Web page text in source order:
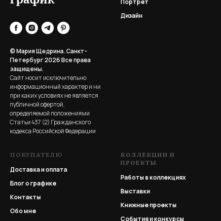
© Мария Щедрина. Санкт-
Петербург 2026Все права
защищены.
Сайт носит исключительно
информационный характер и ни
при каких условиях не является
публичной офертой,
определяемой положениями
Статьи 437 (2) Гражданского
кодекса Российской Федерации
Портрет
Дизайн
ПОКУПАТЕЛЮ
Доставка и оплата
Блог о графике
Контакты
Обо мне
КОЛЛЕКЦИИ И
ПРОЕКТЫ
Работы в коллекциях
Выставки
Книжные проекты
События и конкурсы